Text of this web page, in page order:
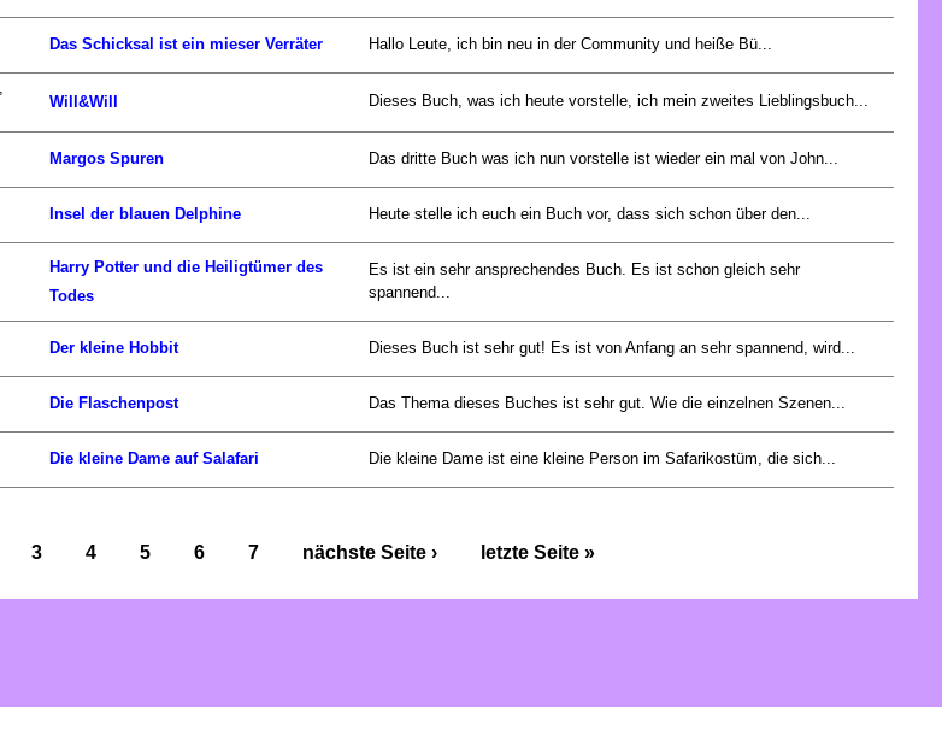
Das Schicksal ist ein mieser Verräter Hallo Leute, ich bin neu in der Community und heiße Bü...
Will&Will Dieses Buch, was ich heute vorstelle, ich mein zweites Lieblingsbuch...
Margos Spuren Das dritte Buch was ich nun vorstelle ist wieder ein mal von John...
Insel der blauen Delphine Heute stelle ich euch ein Buch vor, dass sich schon über den...
Harry Potter und die Heiligtümer des
Todes
Es ist ein sehr ansprechendes Buch. Es ist schon gleich sehr
spannend...
Der kleine Hobbit Dieses Buch ist sehr gut! Es ist von Anfang an sehr spannend, wird...
Die Flaschenpost Das Thema dieses Buches ist sehr gut. Wie die einzelnen Szenen...
Die kleine Dame auf Salafari Die kleine Dame ist eine kleine Person im Safarikostüm, die sich...
3 4 5 6 7 nächste Seite › letzte Seite »